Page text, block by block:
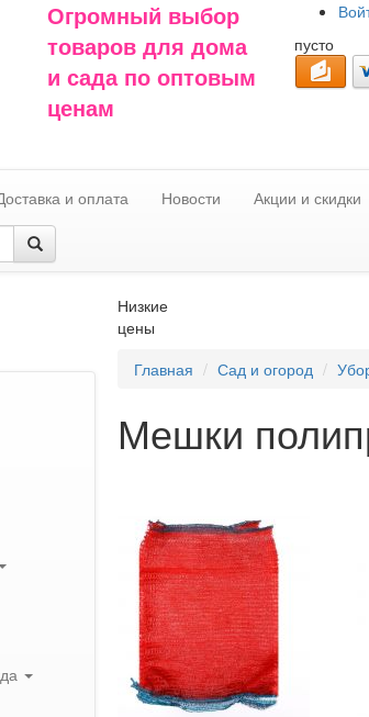
Огромный выбор
товаров для дома
и сада по оптовым
ценам
пусто
и оплата Новости Акции и скидки
Низкие
цены
Главная Сад и огород
Мешки